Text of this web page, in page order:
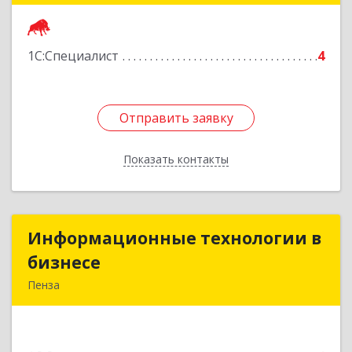
1С:Специалист 4
Отправить заявку
Показать контакты
Отправить заявку
Назад
Информационные технологии в
бизнесе
Пенза
Информационные технологии в